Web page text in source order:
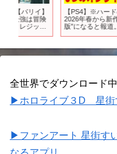
【PS4】※ハードの終活開始
2026年春から新作ゲームが”劣
版”になると報道。PS5移行戦
全世界でダウンロード
▶ホロライブ３D 星街
▶ファンアート 星街す